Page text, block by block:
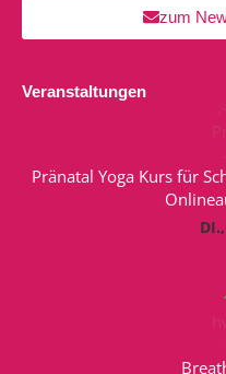
zum
Veranstaltungen
Pränatal Yoga Kurs für